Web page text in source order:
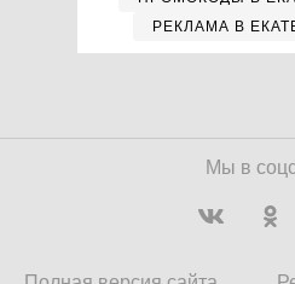
РЕКЛАМА В
Мы в